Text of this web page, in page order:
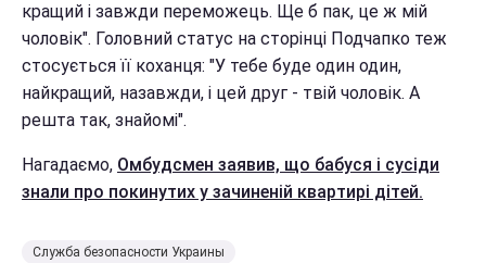
кращий і завжди переможець. Ще б пак, це ж мій
чоловік". Головний статус на сторінці Подчапко теж
стосується її коханця: "У тебе буде один один,
найкращий, назавжди, і цей друг - твій чоловік. А
решта так, знайомі".
Нагадаємо, Омбудсмен заявив, що бабуся і сусіди
знали про покинутих у зачиненій квартирі дітей.
Служба безопасности Украины